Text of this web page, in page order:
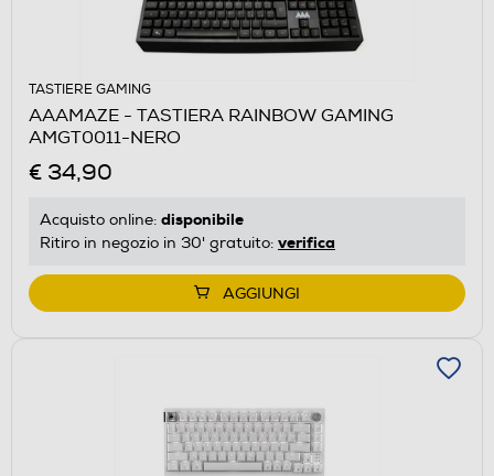
TASTIERE GAMING
AAAMAZE - TASTIERA RAINBOW GAMING
AMGT0011-NERO
€ 34,90
Acquisto online: disponibile
Ritiro in negozio in 30' gratuito: verifica
AGGIUNGI